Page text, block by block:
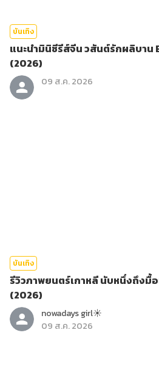
บันเทิง
แนะนำมินิซีรีส์จีน วสันต์รักผลิบาน
(2026)
09 ส.ค. 2026
บันเทิง
รีวิวภาพยนตร์เกาหลี นับหนึ่งถึงมื้
(2026)
nowadays girl☀︎︎
09 ส.ค. 2026